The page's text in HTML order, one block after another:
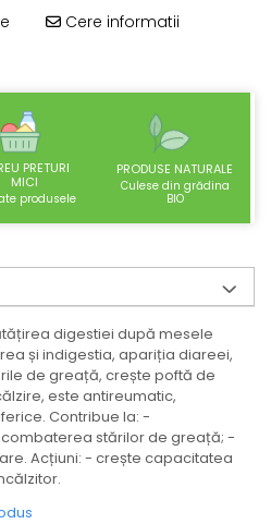
-
Cere informatii
PRETURI
MICI
produsele
PRODUSE NATURALE
Culese din grădina
BIO
digestiei după mesele
și indigestia, apariția diareei,
de greață, crește poftă de
este antireumatic,
Contribue la: -
stărilor de greață; -
Acțiuni: - crește capacitatea